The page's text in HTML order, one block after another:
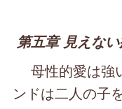
第五章 見えな
母性的愛は強
ンドは二人の子